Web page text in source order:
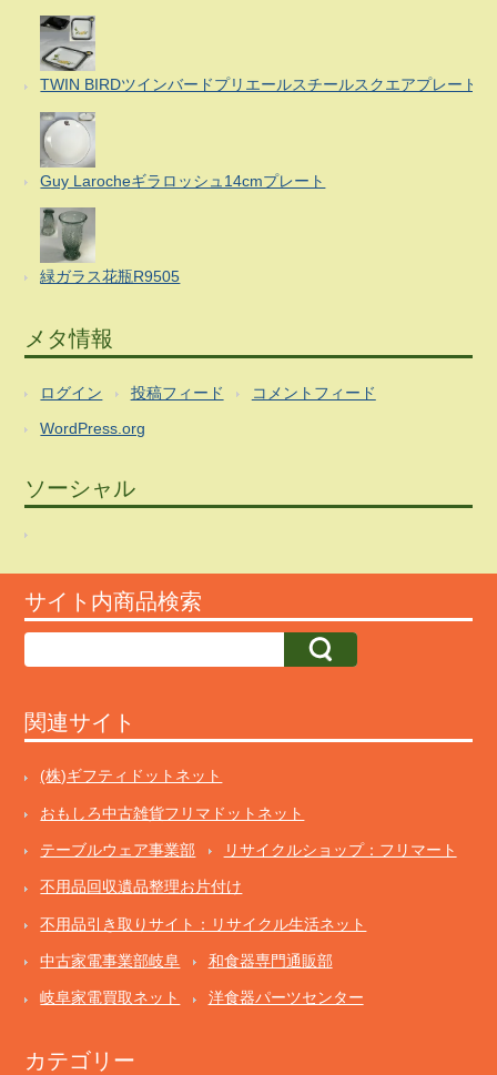
TWIN BIRDツインバードプリエールスチールスクエアプレート
Guy Larocheギラロッシュ14cmプレート
緑ガラス花瓶R9505
メタ情報
ログイン 投稿フィード コメントフィード
WordPress.org
ソーシャル
サイト内商品検索
関連サイト
(株)ギフティドットネット
おもしろ中古雑貨フリマドットネット
テーブルウェア事業部 リサイクルショップ：フリマート
不用品回収遺品整理お片付け
不用品引き取りサイト：リサイクル生活ネット
中古家電事業部岐阜 和食器専門通販部
岐阜家電買取ネット 洋食器パーツセンター
カテゴリー